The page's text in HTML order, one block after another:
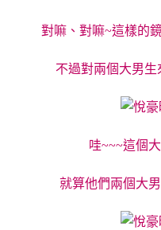
對嘛、對嘛~這樣的
不過對兩個大男
哇~~~這個
就算他們兩個大